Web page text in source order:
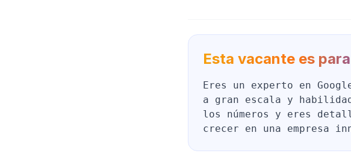
Esta vacante es
Eres un experto en
a gran escala y
los números y eres
crecer en una empresa